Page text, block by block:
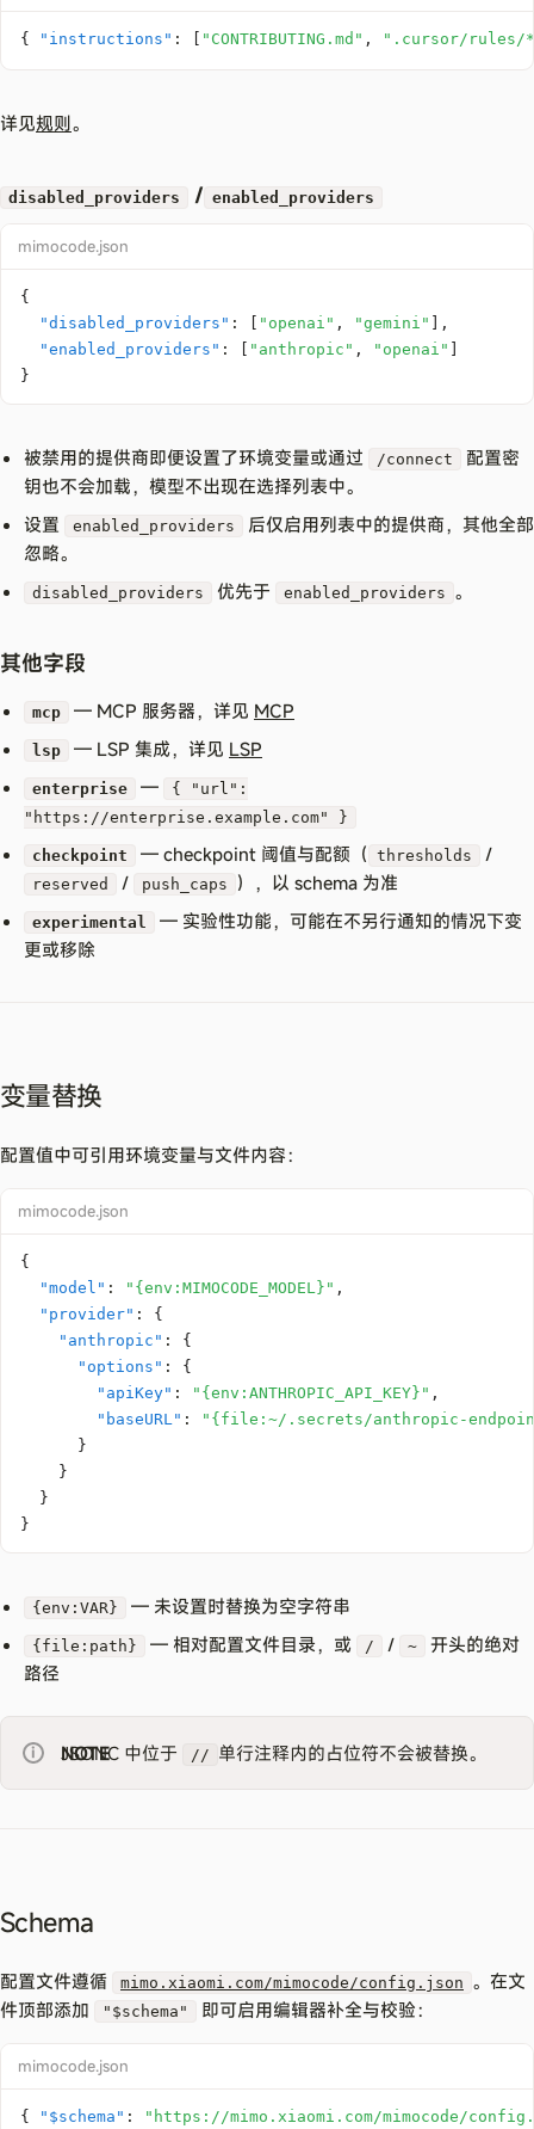
{ "instructions" : "CONTRIBUTING.md" , ".cursor/rules/
详见规则。
disabled_providers / enabled_providers
mimocode.json
{
"disabled_providers" : "openai" , "gemini"
,
"enabled_providers" : "anthropic" , "openai"
}
被禁用的提供商即便设置了环境变量或通过 /connect
配置密
钥也不会加载，模型不出现在选择列表中。
设置
enabled_providers
后仅启用列表中的提供商，其他全部
忽略。
disabled_providers 优先于 enabled_providers 。
其他字段
mcp — MCP 服务器，详见 MCP
lsp — LSP 集成，详见 LSP
enterprise —
{ "url":
"https://enterprise.example.com" }
checkpoint — checkpoint 阈值与配额（ thresholds /
reserved / push_caps ），以 schema 为准
experimental
— 实验性功能，可能在不另行通知的情况下变
更或移除
变量替换
配置值中可引用环境变量与文件内容：
mimocode.json
{
"model" : "{env:MIMOCODE_MODEL}" ,
"provider" :
{
"anthropic" :
{
"options" :
{
"apiKey" : "{env:ANTHROPIC_API_KEY}" ,
"baseURL" :
"{file:~/.secrets/anthropic-
}
}
}
}
{env:VAR} — 未设置时替换为空字符串
{file:path} — 相对配置文件目录，或 / / ~
开头的绝对
路径
NOTE
JSONC 中位于 // 单行注释内的占位符不会被替换。
Schema
配置文件遵循 mimo.xiaomi.com/mimocode/config.json 。在文
件顶部添加
"$schema" 即可启用编辑器补全与校验：
mimocode.json
{ "$schema" : "https://mimo.xiaomi.com/mimocode/